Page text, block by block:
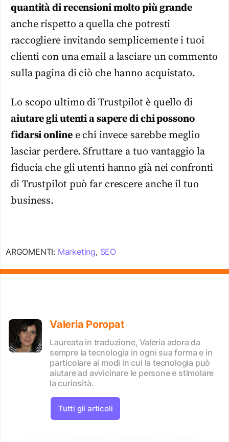
quantità di recensioni molto più grande
anche rispetto a quella che potresti
raccogliere invitando semplicemente i tuoi
clienti con una email a lasciare un commento
sulla pagina di ciò che hanno acquistato.
Lo scopo ultimo di Trustpilot è quello di
aiutare gli utenti a sapere di chi possono
fidarsi onlinee chi invece sarebbe meglio
lasciar perdere. Sfruttare a tuo vantaggio la
fiducia che gli utenti hanno già nei confronti
di Trustpilot può far crescere anche il tuo
business.
ARGOMENTI: Marketing, SEO
Valeria Poropat
Laureata in traduzione, Valeria adora da
sempre la tecnologia in ogni sua forma e in
particolare ai modi in cui la tecnologia può
aiutare ad avvicinare le persone e stimolare
la curiosità.
Tutti gli articoli